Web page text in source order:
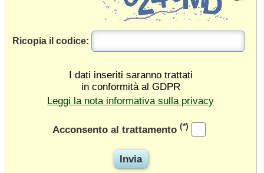
Ricopia il codice:
I dati inseriti saranno trattati
in conformità al GDPR
Leggi la nota informativa sulla privacy
Acconsento al trattamento (*)